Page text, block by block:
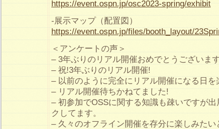
https://event.ospn.jp/osc2023-spring/exhibit
-展示マップ（配置図）
https://event.ospn.jp/files/booth_layout/
＜アンケートの声＞
– 3年ぶりのリアル開催おめでとうございま
– 祝!3年ぶりのリアル開催!
– 以前のように完全にリアル開催になる日
– リアル開催待ちかねてました!
– 初参加でOSSに関する知識も疎いですが
クしてます。
– 久々のオフライン開催を存分に楽しみたい